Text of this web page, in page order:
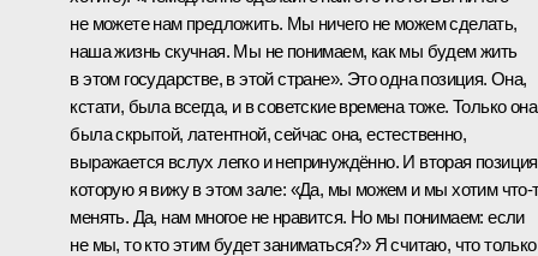
не можете нам предложить. Мы ничего не можем сделать,
наша жизнь скучная. Мы не понимаем, как мы будем жить
в этом государстве, в этой стране». Это одна позиция. Она,
кстати, была всегда, и в советские времена тоже. Только она
была скрытой, латентной, сейчас она, естественно,
выражается вслух легко и непринуждённо. И вторая
которую я вижу в этом зале: «Да, мы можем и мы хотим
менять. Да, нам многое не нравится. Но мы понимаем: если
не мы, то кто этим будет заниматься?» Я считаю, что только